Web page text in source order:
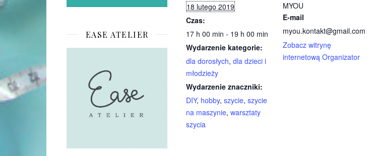
EASE ATELIER
18 lutego 2019
Czas:
17 h 00 min - 19 h 00 min
Wydarzenie kategorie:
dla dorosłych, dla dzieci i
młodzieży
Wydarzenie znaczniki:
DIY, hobby, szycie, szycie
na maszynie, warsztaty
szycia
MYOU
E-mail
myou.kontakt@gmail.com
Zobacz witrynę
internetową Organizator